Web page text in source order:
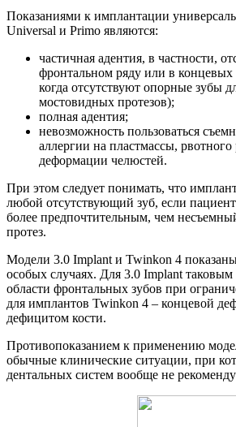
Показаниями к имплантации
Universal и Primo являются:
частичная адентия, в частности,
фронтальном ряду или в концевых
когда отсутствуют опорные зубы
мостовидных протезов);
полная адентия;
невозможность пользоваться
аллергии на пластмассы, рвотного
деформации челюстей.
При этом следует понимать, что
любой отсутствующий зуб, если пациент
более предпочтительным, чем
протез.
Модели 3.0 Implant и Twinkon 4
особых случаях. Для 3.0 Implant таковым
области фронтальных зубов при
для имплантов Twinkon 4 – концевой
дефицитом кости.
Противопоказанием к применению
обычные клинические ситуации, при
дентальных систем вообще не